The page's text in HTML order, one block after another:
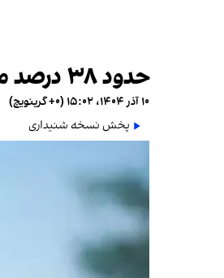
حدود ۳۸ درصد مبتلایان به اچ‌آی‌وی در ایران هنوز شناسایی نشده‌اند
۱۰ آذر ۱۴۰۴، ۱۵:۰۲ (‎+۰ گرینویچ)
پخش نسخه شنیداری